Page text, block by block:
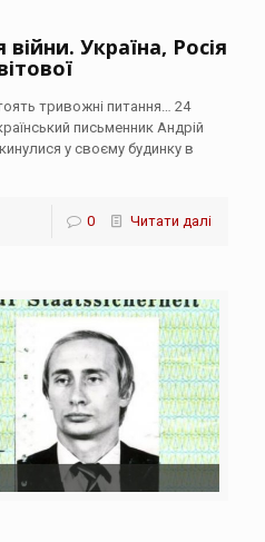
Україна, Росія
тривожні питання… 24
письменник Андрій
у своєму будинку в
0 Читати далі